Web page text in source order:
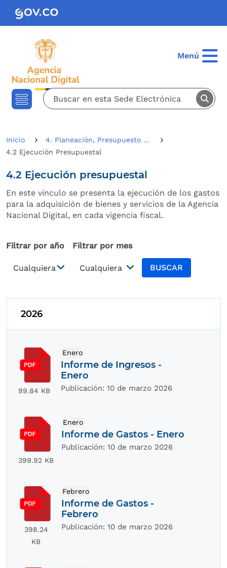
Pasar al contenido principal
Menú
Inicio
4. Planeación, Presupuesto ...
4.2 Ejecución Presupuestal
4.2 Ejecución presupuestal
En este vínculo se presenta la ejecución de los gastos
para la adquisición de bienes y servicios de la Agencia
Nacional Digital, en cada vigencia fiscal.
Filtrar por año Filtrar por mes
BUSCAR
2026
99.84 KB
Enero
Informe de Ingresos -
Enero
Publicación:10 de marzo 2026
399.92 KB
Enero
Informe de Gastos - Enero
Publicación:10 de marzo 2026
398.24
KB
Febrero
Informe de Gastos -
Febrero
Publicación: 10 de marzo 2026